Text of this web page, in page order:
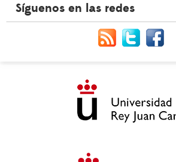
Síguenos en las redes